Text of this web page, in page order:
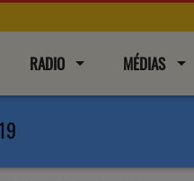
RADIO MÉDIAS